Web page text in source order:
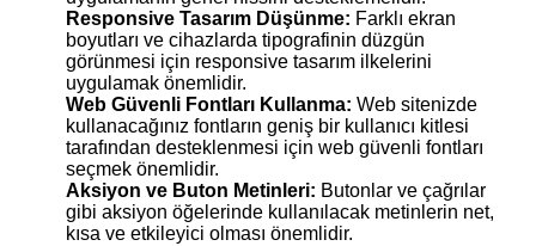
Responsive Tasarım Düşünme: Farklı ekran
boyutları ve cihazlarda tipografinin düzgün
görünmesi için responsive tasarım ilkelerini
uygulamak önemlidir.
Web Güvenli Fontları Kullanma: Web sitenizde
kullanacağınız fontların geniş bir kullanıcı kitlesi
tarafından desteklenmesi için web güvenli fontları
seçmek önemlidir.
Aksiyon ve Buton Metinleri: Butonlar ve çağrılar
gibi aksiyon öğelerinde kullanılacak metinlerin net,
kısa ve etkileyici olması önemlidir.